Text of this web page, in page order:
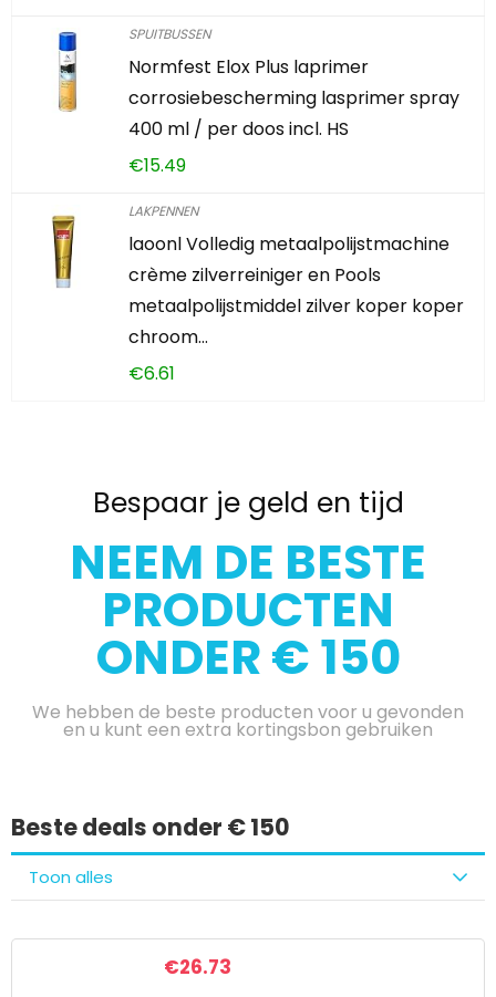
SPUITBUSSEN
Normfest Elox Plus laprimer
corrosiebescherming lasprimer spray
400 ml / per doos incl. HS
€15.49
LAKPENNEN
laoonl Volledig metaalpolijstmachine
crème zilverreiniger en Pools
metaalpolijstmiddel zilver koper koper
chroom…
€6.61
Bespaar je geld en tijd
NEEM DE BESTE
PRODUCTEN
ONDER € 150
We hebben de beste producten voor u gevonden
en u kunt een extra kortingsbon gebruiken
Beste deals onder € 150
Toon alles
€26.73